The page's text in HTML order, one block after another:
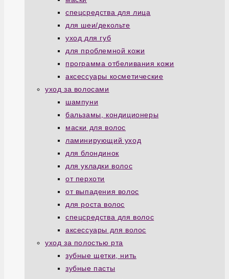
спецсредства для лица
для шеи/декольте
уход для губ
для проблемной кожи
программа отбеливания кожи
аксессуары косметические
уход за волосами
шампуни
бальзамы, кондиционеры
маски для волос
ламинирующий уход
для блондинок
для укладки волос
от перхоти
от выпадения волос
для роста волос
спецсредства для волос
аксессуары для волос
уход за полостью рта
зубные щетки, нить
зубные пасты